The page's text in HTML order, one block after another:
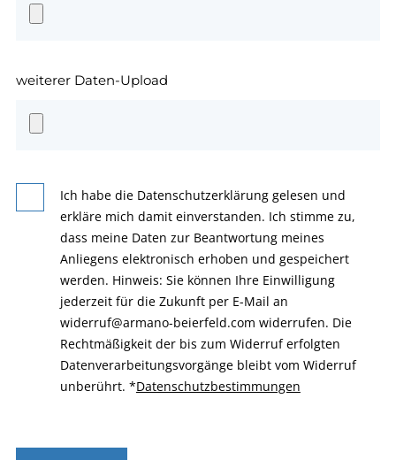
weiterer Daten-Upload
Ich habe die Datenschutzerklärung gelesen und
erkläre mich damit einverstanden. Ich stimme zu,
dass meine Daten zur Beantwortung meines
Anliegens elektronisch erhoben und gespeichert
werden. Hinweis: Sie können Ihre Einwilligung
jederzeit für die Zukunft per E-Mail an
widerruf@armano-beierfeld.com widerrufen. Die
Rechtmäßigkeit der bis zum Widerruf erfolgten
Datenverarbeitungsvorgänge bleibt vom Widerruf
unberührt. *Datenschutzbestimmungen